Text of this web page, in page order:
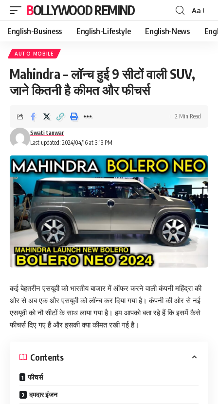
BOLLYWOOD REMIND
Font
Resizer
Aa
English-Business English-Lifestyle English-News
AUTO MOBILE
Mahindra – लॉन्‍च हुई 9 सीटों वाली SUV,
जाने कितनी है कीमत और फीचर्स
Last updated: 2024/04/16 at 3:13 PM
Swati tanwar
2 Min Read
कई बेहतरीन एसयूवी को भारतीय बाजार में ऑफर करने वाली कंपनी महिंद्रा की
ओर से अब एक और एसयूवी को लॉन्‍च कर दिया गया है। कंपनी की ओर से नई
एसयूवी को नौ सीटों के साथ लाया गया है। हम आपको बता रहे हैं कि इसमें कैसे
फीचर्स दिए गए हैं और इसकी क्‍या कीमत रखी गई है।
Contents
फीचर्स
दमदार इंजन